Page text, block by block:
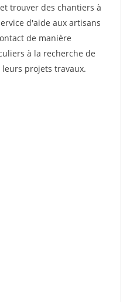
trouver des chantiers à
d'aide aux artisans
de manière
à la recherche de
projets travaux.